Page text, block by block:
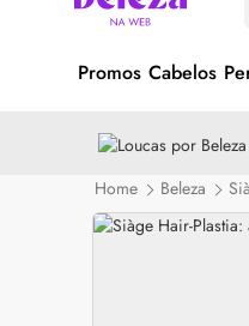
Promos Cabelos
Home
Beleza